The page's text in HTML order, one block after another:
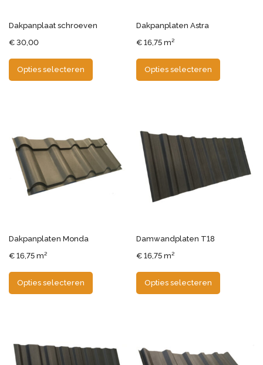
Dakpanplaat schroeven
€ 30,00
Opties selecteren
Dakpanplaten Astra
€ 16,75 m²
Opties selecteren
Dakpanplaten Monda
€ 16,75 m²
Opties selecteren
Damwandplaten T18
€ 16,75 m²
Opties selecteren